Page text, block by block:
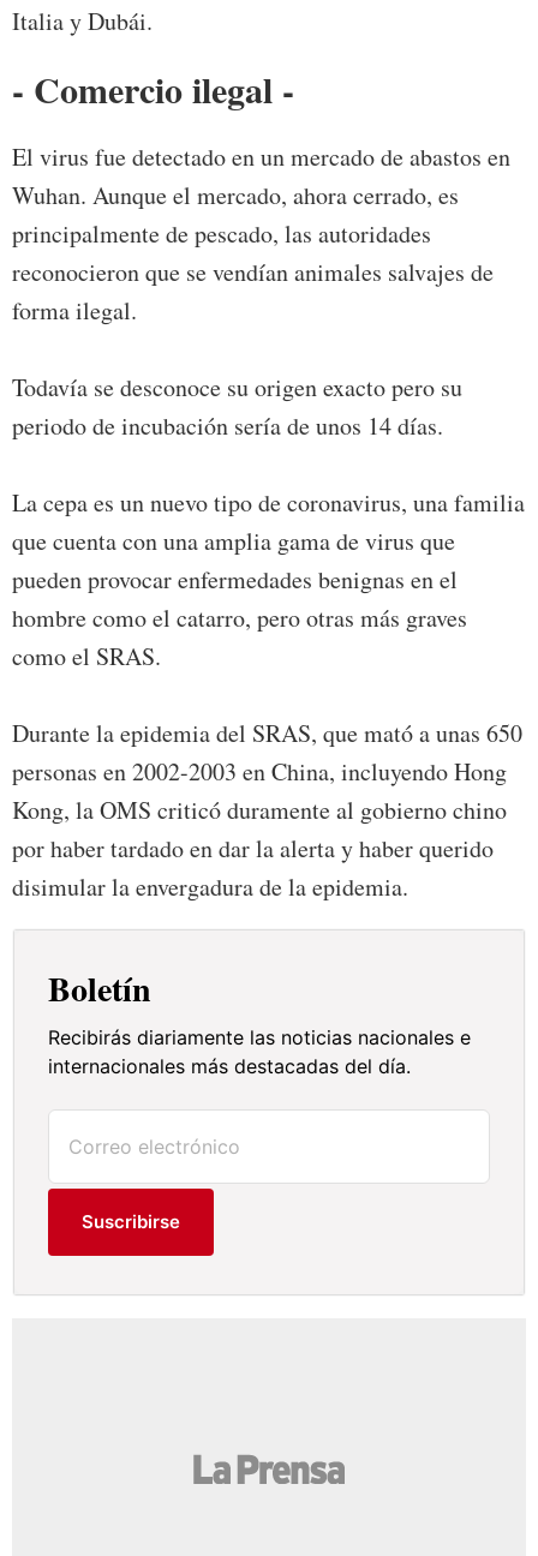
Italia y Dubái.
- Comercio ilegal -
El virus fue detectado en un mercado de abastos en
Wuhan. Aunque el mercado, ahora cerrado, es
principalmente de pescado, las autoridades
reconocieron que se vendían animales salvajes de
forma ilegal.
Todavía se desconoce su origen exacto pero su
periodo de incubación sería de unos 14 días.
La cepa es un nuevo tipo de coronavirus, una familia
que cuenta con una amplia gama de virus que
pueden provocar enfermedades benignas en el
hombre como el catarro, pero otras más graves
como el SRAS.
Durante la epidemia del SRAS, que mató a unas 650
personas en 2002-2003 en China, incluyendo Hong
Kong, la OMS criticó duramente al gobierno chino
por haber tardado en dar la alerta y haber querido
disimular la envergadura de la epidemia.
Boletín
Recibirás diariamente las noticias nacionales e
internacionales más destacadas del día.
Suscribirse